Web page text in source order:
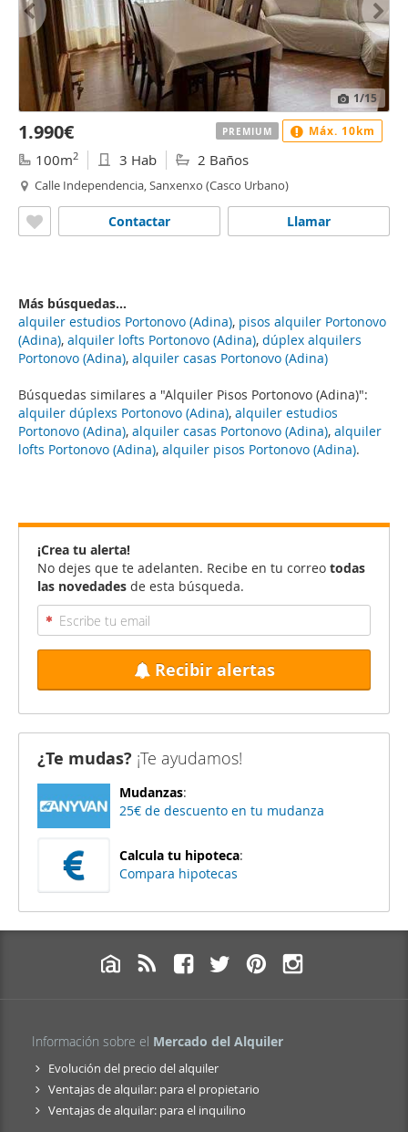
Búsquedas similares a "Alquiler Pisos Portonovo (Adina)":
alquiler dúplexs Portonovo (Adina), alquiler estudios
Portonovo (Adina), alquiler casas Portonovo (Adina), alquiler
lofts Portonovo (Adina), alquiler pisos Portonovo (Adina).
1/15
1.990€
100m2 3 Hab 2 Baños
Calle Independencia, Sanxenxo (Casco Urbano)
Llamar
Contactar
PREMIUM Máx. 10km
Más búsquedas...
alquiler estudios Portonovo (Adina), pisos alquiler Portonovo
(Adina), alquiler lofts Portonovo (Adina), dúplex alquilers
Portonovo (Adina), alquiler casas Portonovo (Adina)
¡Crea tu alerta!
No dejes que te adelanten. Recibe en tu correo todas
las novedades de esta búsqueda.
Recibir alertas
¿Te mudas? ¡Te ayudamos!
Mudanzas:
25€ de descuento en tu mudanza
Calcula tu hipoteca:
Compara hipotecas
Información sobre el Mercado del Alquiler
Evolución del precio del alquiler
Ventajas de alquilar: para el propietario
Ventajas de alquilar: para el inquilino